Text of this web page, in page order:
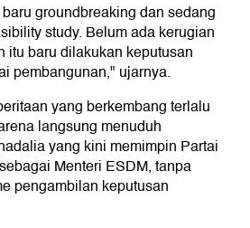
groundbreaking dan sedang
study. Belum ada kerugian
itu baru dilakukan keputusan
pembangunan," ujarnya.
yang berkembang terlalu
langsung menuduh
yang kini memimpin Partai
Menteri ESDM, tanpa
pengambilan keputusan